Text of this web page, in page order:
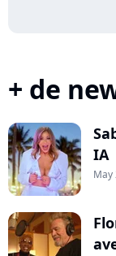
+ de
IA
May